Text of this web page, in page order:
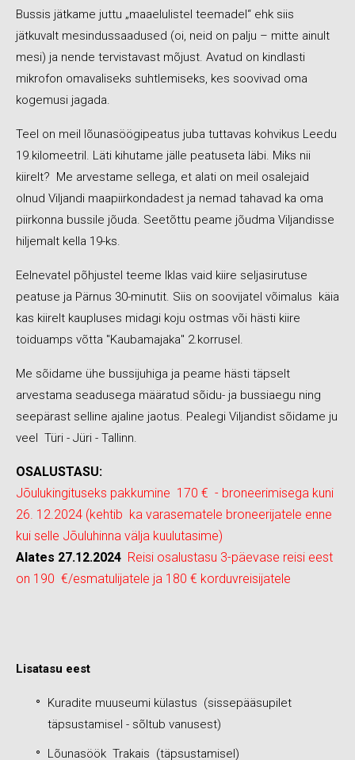
Bussis jätkame juttu „maaelulistel teemadel“ ehk siis
jätkuvalt mesindussaadused (oi, neid on palju – mitte ainult
mesi) ja nende tervistavast mõjust. Avatud on kindlasti
mikrofon omavaliseks suhtlemiseks, kes soovivad oma
kogemusi jagada.
Teel on meil lõunasöögipeatus juba tuttavas kohvikus Leedu
19.kilomeetril. Läti kihutame jälle peatuseta läbi. Miks nii
kiirelt? Me arvestame sellega, et alati on meil osalejaid
olnud Viljandi maapiirkondadest ja nemad tahavad ka oma
piirkonna bussile jõuda. Seetõttu peame jõudma Viljandisse
hiljemalt kella 19-ks.
Eelnevatel põhjustel teeme Iklas vaid kiire seljasirutuse
peatuse ja Pärnus 30-minutit. Siis on soovijatel võimalus käia
kas kiirelt kaupluses midagi koju ostmas või hästi kiire
toiduamps võtta "Kaubamajaka" 2.korrusel.
Me sõidame ühe bussijuhiga ja peame hästi täpselt
arvestama seadusega määratud sõidu- ja bussiaegu ning
seepärast selline ajaline jaotus. Pealegi Viljandist sõidame ju
veel Türi - Jüri - Tallinn.
OSALUSTASU:
Jõulukingituseks pakkumine 170 € - broneerimisega kuni
26. 12.2024 (kehtib ka varasematele broneerijatele enne
kui selle Jõuluhinna välja kuulutasime)
Alates 27.12.2024 Reisi osalustasu 3-päevase reisi eest
on 190 €/esmatulijatele ja 180 € korduvreisijatele
Lisatasu eest
Kuradite muuseumi külastus (sissepääsupilet
täpsustamisel - sõltub vanusest)
Lõunasöök Trakais (täpsustamisel)